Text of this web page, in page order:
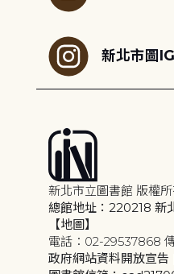
新北市圖IG
新北市立圖書館 版權
總館地址：220218 新
【地圖】
電話：02-29537868
政府網站資料開放宣告